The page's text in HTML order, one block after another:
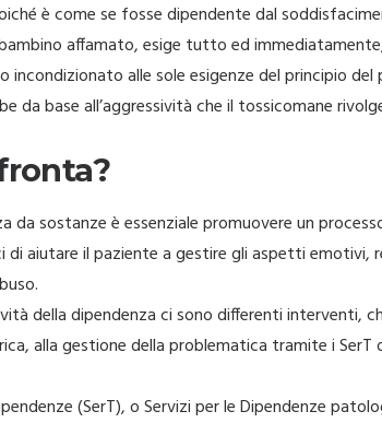
è come se fosse dipendente dal
affamato, esige tutto ed
incondizionato alle sole esigenze del principio del
da base all’aggressività che il tossicomane
da sostanze è essenziale promuovere un
aiutare il paziente a gestire gli aspetti emotivi,
della dipendenza ci sono differenti interventi,
alla gestione della problematica tramite i SerT
(SerT), o Servizi per le Dipendenze